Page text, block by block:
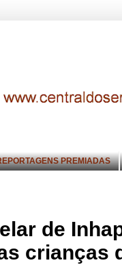
PREMIADAS
de
crianças